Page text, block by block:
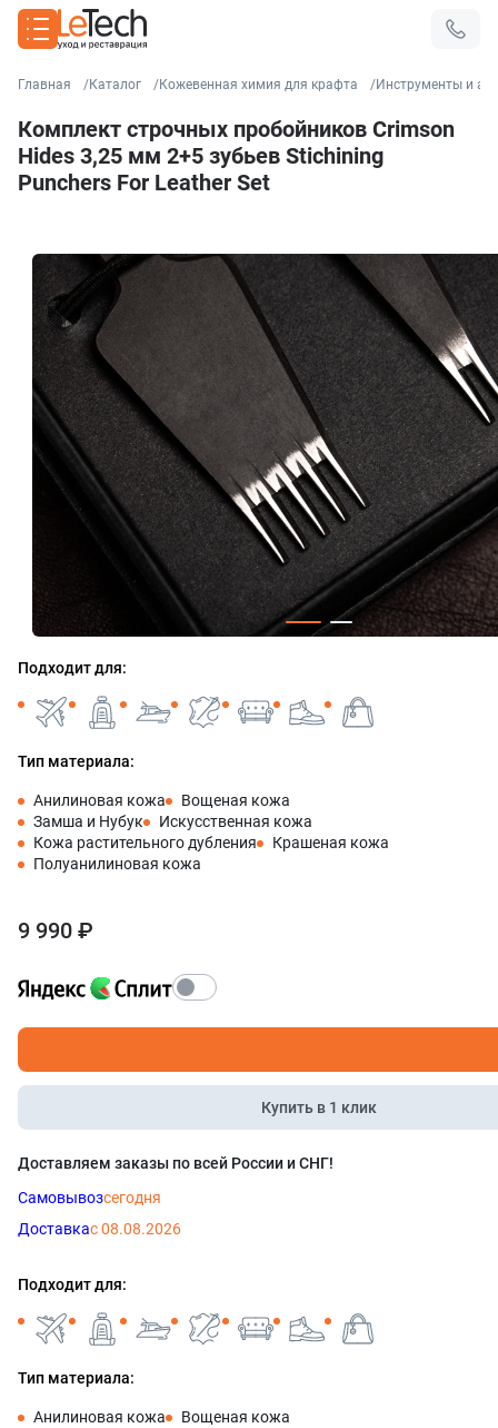
Главная Каталог Кожевенная химия для крафта Инструменты и
Комплект строчных пробойников Crimson
Hides 3,25 мм 2+5 зубьев Stichining
Punchers For Leather Set
Подходит для:
Тип материала:
Анилиновая кожа
Вощеная кожа
Замша и Нубук
Искусственная кожа
Кожа растительного дубления
Крашеная кожа
Полуанилиновая кожа
9 990 ₽
Купить в 1 клик
Доставляем заказы по всей России и СНГ!
Самовывозсегодня
Доставкас 08.08.2026
Подходит для:
Тип материала:
Анилиновая кожа
Вощеная кожа